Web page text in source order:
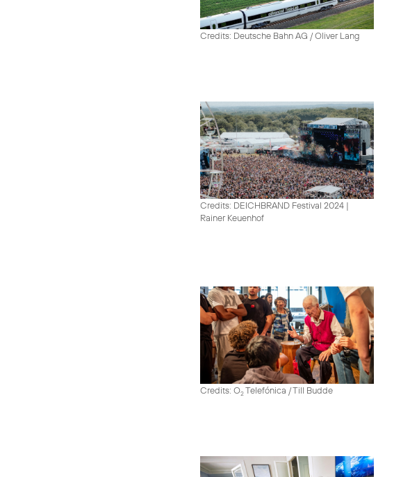
Credits: Deutsche Bahn AG / Oliver Lang
Credits: DEICHBRAND Festival 2024 |
Rainer Keuenhof
Credits: O2Telefónica / Till Budde